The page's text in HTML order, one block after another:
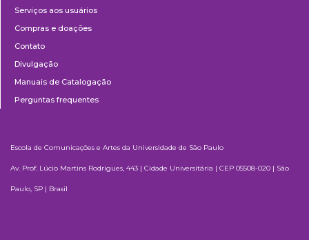
Serviços aos usuários
Compras e doações
Contato
Divulgação
Manuais de Catalogação
Perguntas frequentes
Escola de Comunicações e Artes da Universidade de São Paulo
Av. Prof. Lúcio Martins Rodrigues, 443 | Cidade Universitária | CEP 05508-020 | São
Paulo, SP | Brasil